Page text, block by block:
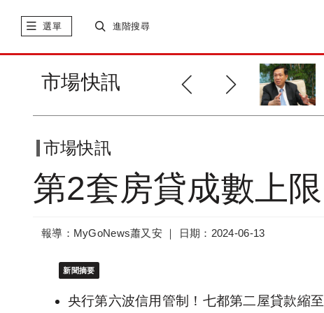
選單 進階搜尋
市場快訊
正鎰：信用管制立即生效恐造
購屋糾紛
市場快訊
第2套房貸成數上
報導：MyGoNews蕭又安 ｜ 日期：2024-06-13
新聞摘要
央行第六波信用管制！七都第二屋貸款縮